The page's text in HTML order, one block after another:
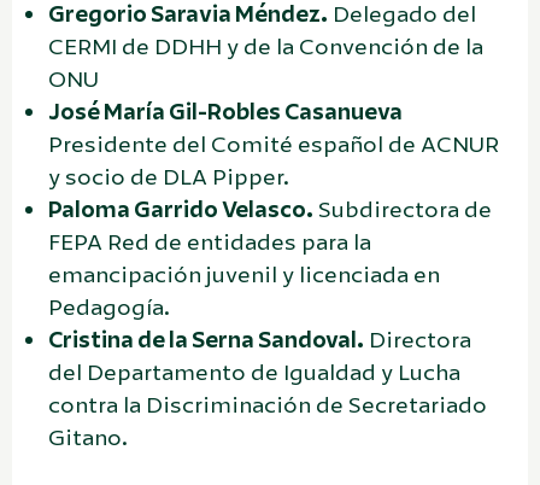
Gregorio Saravia Méndez. Delegado del
CERMI de DDHH y de la Convención de la
ONU
José María Gil-Robles Casanueva
Presidente del Comité español de ACNUR
y socio de DLA Pipper.
Paloma Garrido Velasco. Subdirectora de
FEPA Red de entidades para la
emancipación juvenil y licenciada en
Pedagogía.
Cristina de la Serna Sandoval. Directora
del Departamento de Igualdad y Lucha
contra la Discriminación de Secretariado
Gitano.